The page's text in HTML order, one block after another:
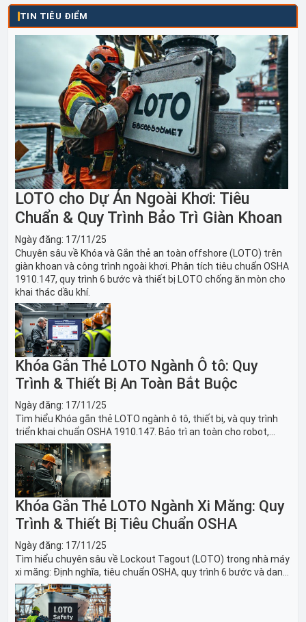
TIN TIÊU ĐIỂM
LOTO cho Dự Án Ngoài Khơi: Tiêu
Chuẩn & Quy Trình Bảo Trì Giàn Khoan
Ngày đăng: 17/11/25
Chuyên sâu về Khóa và Gắn thẻ an toàn offshore (LOTO) trên
giàn khoan và công trình ngoài khơi. Phân tích tiêu chuẩn OSHA
1910.147, quy trình 6 bước và thiết bị LOTO chống ăn mòn cho
khai thác dầu khí.
Khóa Gắn Thẻ LOTO Ngành Ô tô: Quy
Trình & Thiết Bị An Toàn Bắt Buộc
Ngày đăng: 17/11/25
Tìm hiểu Khóa gắn thẻ LOTO ngành ô tô, thiết bị, và quy trình
triển khai chuẩn OSHA 1910.147. Bảo trì an toàn cho robot,
băng tải sản xuất ô tô và dây chuyền lắp ráp xe hơi.
Khóa Gắn Thẻ LOTO Ngành Xi Măng: Quy
Trình & Thiết Bị Tiêu Chuẩn OSHA
Ngày đăng: 17/11/25
Tìm hiểu chuyên sâu về Lockout Tagout (LOTO) trong nhà máy
xi măng: Định nghĩa, tiêu chuẩn OSHA, quy trình 6 bước và danh
sách thiết bị LOTO thiết yếu. Giải pháp bảo trì lò nung, máy
nghiền an toàn.